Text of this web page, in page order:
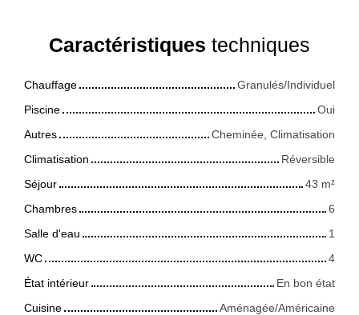
Caractéristiques techniques
Chauffage
Granulés/Individuel
Piscine
Oui
Autres
Cheminée, Climatisation
Climatisation
Réversible
Séjour
43 m²
Chambres
6
Salle d'eau
1
WC
4
État intérieur
En bon état
Cuisine
Aménagée/Américaine